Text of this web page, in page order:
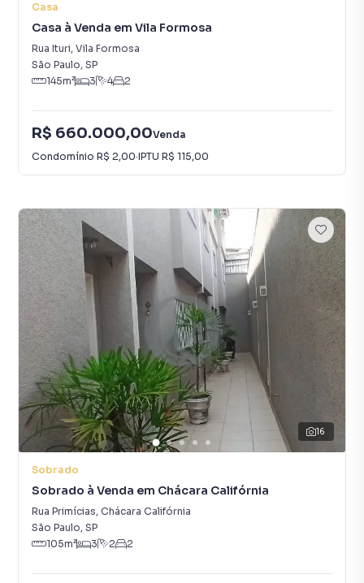
Casa
Casa à Venda em Vila Formosa
Rua Ituri, Vila Formosa
São Paulo, SP
145m² 3 4 2
R$ 660.000,00Venda
Condomínio R$ 2,00·IPTU R$ 115,00
16
Sobrado
Sobrado à Venda em Chácara Califórnia
Rua Primícias, Chácara Califórnia
São Paulo, SP
105m² 3 2 2